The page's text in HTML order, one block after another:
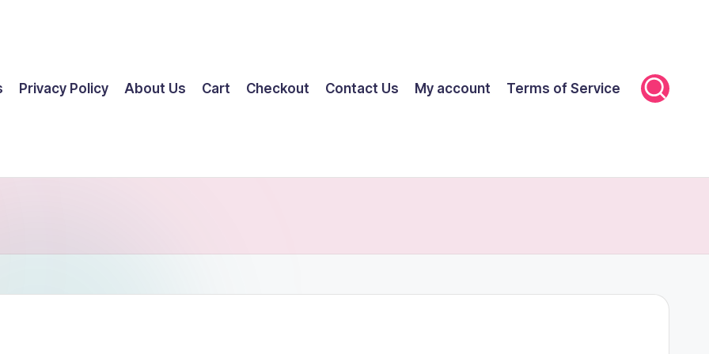
Privacy Policy About Us Cart Checkout Contact Us My account Terms of Service